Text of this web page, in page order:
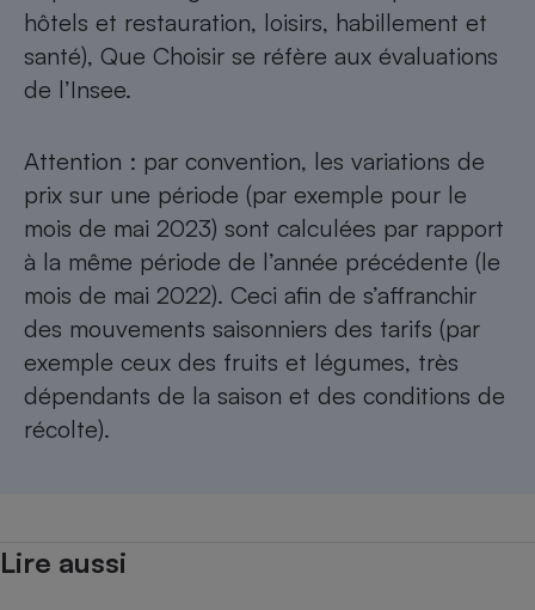
hôtels et restauration, loisirs, habillement et
santé), Que Choisir se réfère aux évaluations
de l’Insee.
Attention : par convention, les variations de
prix sur une période (par exemple pour le
mois de mai 2023) sont calculées par rapport
à la même période de l’année précédente (le
mois de mai 2022). Ceci afin de s’affranchir
des mouvements saisonniers des tarifs (par
exemple ceux des fruits et légumes, très
dépendants de la saison et des conditions de
récolte).​​​​​
Lire aussi